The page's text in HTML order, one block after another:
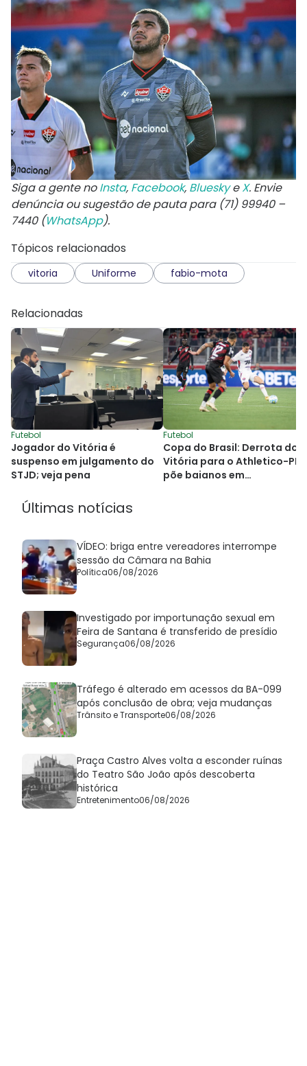
Siga a gente noInsta, Facebook, BlueskyeX. Envie
denúncia ou sugestão de pauta para (71) 99940 –
7440 (WhatsApp).
Tópicos relacionados
vitoria Uniforme fabio-mota
Relacionadas
Futebol
Jogador do Vitória é
suspenso em julgamento do
STJD; veja pena
Futebol
Copa do Brasil: Derrota do
Vitória para o Athletico-PR
põe baianos em
Últimas notícias
VÍDEO: briga entre vereadores interrompe
sessão da Câmara na Bahia
Política06/08/2026
Investigado por importunação sexual em
Feira de Santana é transferido de presídio
Segurança06/08/2026
Tráfego é alterado em acessos da BA-099
após conclusão de obra; veja mudanças
Trânsito e Transporte06/08/2026
Praça Castro Alves volta a esconder ruínas
do Teatro São João após descoberta
histórica
Entretenimento06/08/2026